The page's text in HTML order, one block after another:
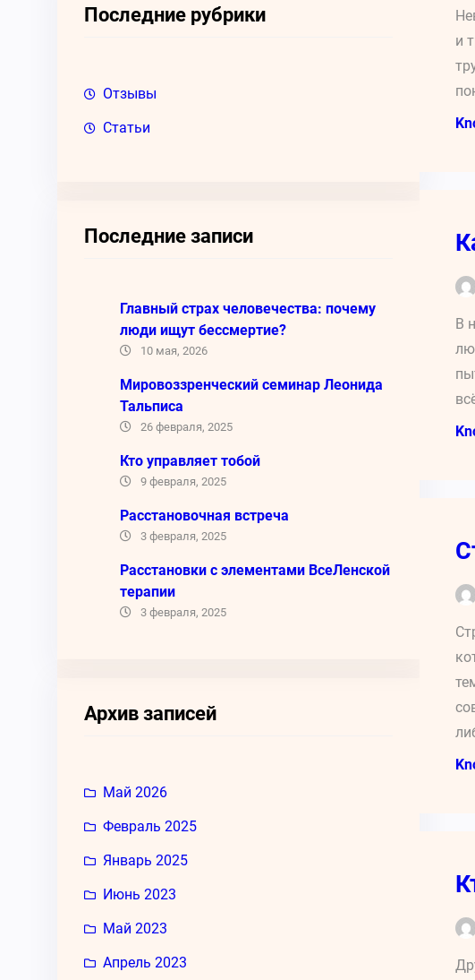
Последние рубрики
Отзывы
Статьи
Последние записи
Главный страх человечества: почему
люди ищут бессмертие?
10 мая, 2026
Мировоззренческий семинар Леонида
Тальписа
26 февраля, 2025
Кто управляет тобой
9 февраля, 2025
Расстановочная встреча
3 февраля, 2025
Расстановки с элементами ВсеЛенской
терапии
3 февраля, 2025
Архив записей
Май 2026
Февраль 2025
Январь 2025
Июнь 2023
Май 2023
Апрель 2023
и
В